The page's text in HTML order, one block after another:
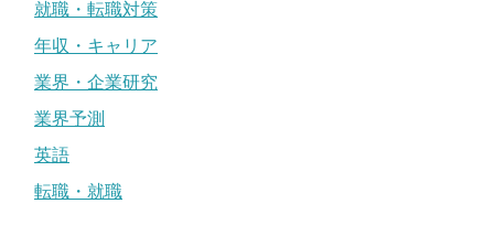
就職・転職対策
年収・キャリア
業界・企業研究
業界予測
英語
転職・就職